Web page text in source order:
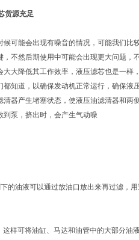
货源充足
可能会出现有噪音的情况，可能我们比
不然后期使用中可能会出现更大问题，
大降低其工作效率，液压滤芯也是一样
知道，以确保发动机正常运行，确保液
器产生堵塞状态，使液压油滤清器和两
泵，挤出时，会产生气动噪
油液可以通过放油口放出来再过滤，
样可将油缸、马达和油管中的大部分油